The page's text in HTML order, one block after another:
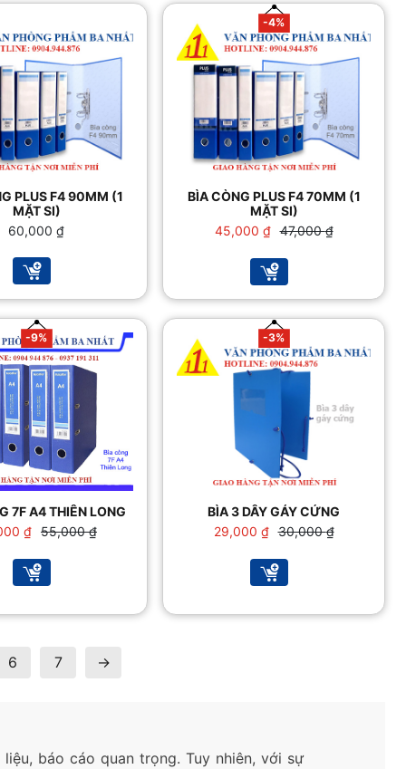
PLUS F4 90MM (1
MẶT SI)
60,000 ₫
-4%
BÌA CÒNG PLUS F4 70MM (1
MẶT SI)
47,000₫
Giá
là:
47,000 ₫.
45,000 ₫ Giá
tại
là:
-9%
7F A4 THIÊN LONG
55,000₫
Giá
là:
55,000 ₫.
₫ Giá
tại
là:
-3%
BÌA 3 DÂY GÁY CỨNG
30,000₫
Giá
là:
30,000 ₫.
29,000 ₫ Giá
tại
là:
6 7 →
báo cáo quan trọng. Tuy nhiên, với sự